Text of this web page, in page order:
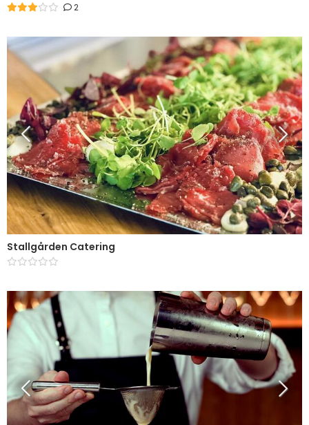
2
Stallgården Catering